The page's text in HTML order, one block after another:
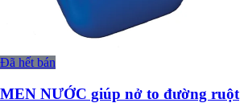
Đã hết bán
MEN NƯỚC giúp nở to đường ruột